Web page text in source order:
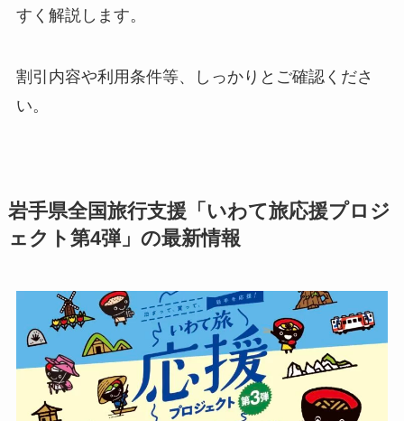
すく解説します。
割引内容や利用条件等、しっかりとご確認くださ
い。
岩手県全国旅行支援「いわて旅応援プロジ
ェクト第4弾」の最新情報